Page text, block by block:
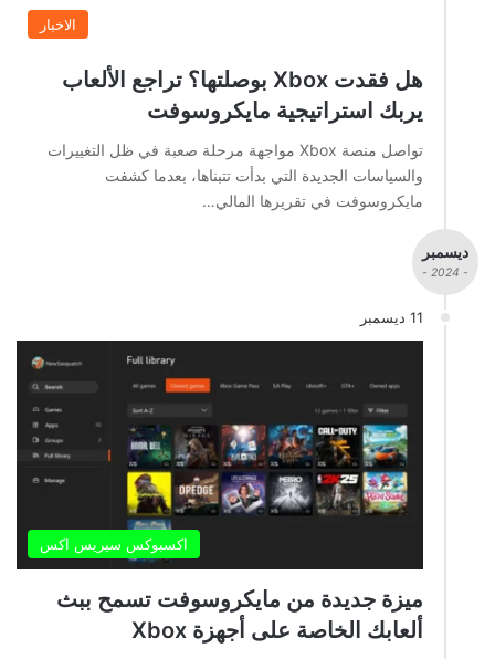
الاخبار
هل فقدت Xbox بوصلتها؟ تراجع الألعاب
يربك استراتيجية مايكروسوفت
تواصل منصة Xbox مواجهة مرحلة صعبة في ظل التغييرات
والسياسات الجديدة التي بدأت تتبناها، بعدما كشفت
مايكروسوفت في تقريرها المالي…
ديسمبر
- 2024 -
11 ديسمبر
اكسبوكس سيريس اكس
ميزة جديدة من مايكروسوفت تسمح ببث
ألعابك الخاصة على أجهزة Xbox